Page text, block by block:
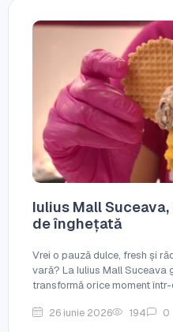
Iulius Mall
de înghețată
Vrei o pauză dulce, fresh și
vară? La Iulius Mall Suceava
transformă orice moment
26 iunie 2026 194 0